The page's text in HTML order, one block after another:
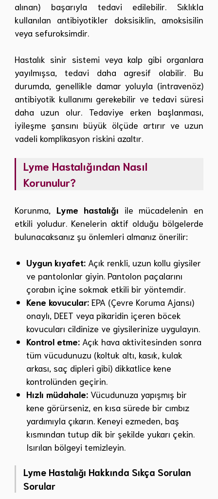
alınan) başarıyla tedavi edilebilir. Sıklıkla
kullanılan antibiyotikler doksisiklin, amoksisilin
veya sefuroksimdir.
Hastalık sinir sistemi veya kalp gibi organlara
yayılmışsa, tedavi daha agresif olabilir. Bu
durumda, genellikle damar yoluyla (intravenöz)
antibiyotik kullanımı gerekebilir ve tedavi süresi
daha uzun olur. Tedaviye erken başlanması,
iyileşme şansını büyük ölçüde artırır ve uzun
vadeli komplikasyon riskini azaltır.
Lyme Hastalığından Nasıl
Korunulur?
Korunma, Lyme hastalığı ile mücadelenin en
etkili yoludur. Kenelerin aktif olduğu bölgelerde
bulunacaksanız şu önlemleri almanız önerilir:
Uygun kıyafet: Açık renkli, uzun kollu giysiler
ve pantolonlar giyin. Pantolon paçalarını
çorabın içine sokmak etkili bir yöntemdir.
Kene kovucular: EPA (Çevre Koruma Ajansı)
onaylı, DEET veya pikaridin içeren böcek
kovucuları cildinize ve giysilerinize uygulayın.
Kontrol etme: Açık hava aktivitesinden sonra
tüm vücudunuzu (koltuk altı, kasık, kulak
arkası, saç dipleri gibi) dikkatlice kene
kontrolünden geçirin.
Hızlı müdahale: Vücudunuza yapışmış bir
kene görürseniz, en kısa sürede bir cımbız
yardımıyla çıkarın. Keneyi ezmeden, baş
kısmından tutup dik bir şekilde yukarı çekin.
Isırılan bölgeyi temizleyin.
Lyme Hastalığı Hakkında Sıkça Sorulan
Sorular